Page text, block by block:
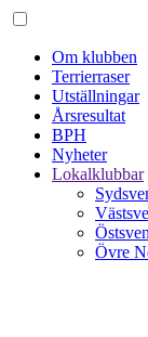
Om klubben
Terrierraser
Utställningar
Årsresultat
BPH
Nyheter
Lokalklubbar
Övre